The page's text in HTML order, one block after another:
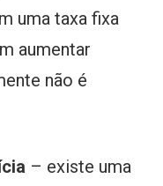
uma taxa fixa
aumentar
não é
– existe uma